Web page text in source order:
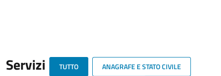
Servizi TUTTO
ANAGRAFE E STATO CIVILE